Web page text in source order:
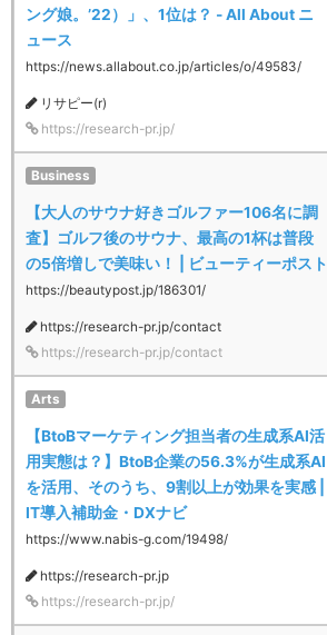
ング娘。’22）」、1位は？ - All About ニ
ュース
https://news.allabout.co.jp/articles/o/49583/
リサピー(r)
https://research-pr.jp/
Business
【大人のサウナ好きゴルファー106名に調
査】ゴルフ後のサウナ、最高の1杯は普段
の5倍増しで美味い！ | ビューティーポスト
https://beautypost.jp/186301/
https://research-pr.jp/contact
https://research-pr.jp/contact
Arts
【BtoBマーケティング担当者の生成系AI活
用実態は？】BtoB企業の56.3%が生成系AI
を活用、そのうち、9割以上が効果を実感 |
IT導入補助金・DXナビ
https://www.nabis-g.com/19498/
https://research-pr.jp
https://research-pr.jp/